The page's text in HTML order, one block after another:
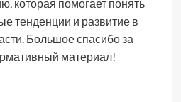
которая помогает понять
тенденции и развитие в
Большое спасибо за
материал!